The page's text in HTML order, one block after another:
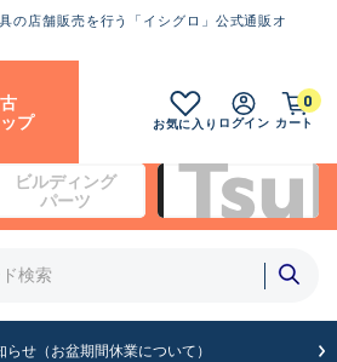
の店舗販売を行う「イシグロ」公式通販オ
プ
お気に入り ログイン カート
0
ビルディング
パーツ
らせ（お盆期間休業について）
ッド(64369)
(1063)
ンクとは？
SA
新古品（メーカー問屋から仕
入れた未使用品）
※店頭展示時の置き傷が付いている
ものも含む
傷が極めて少ない極上品